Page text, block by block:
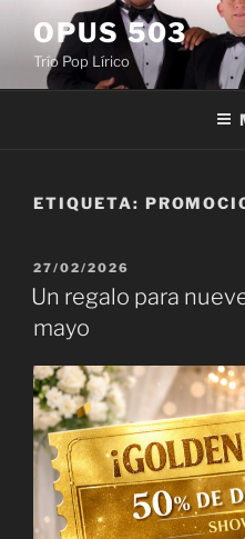
contenido
OPUS 503
Trío Pop Lírico
ETIQUETA:
PUBLICADO
EL
27/02/2026
Un regalo para
mayo